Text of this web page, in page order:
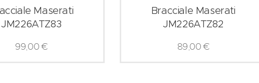
Maserati
JM226ATZ83
99,00€
Bracciale Maserati
JM226ATZ82
89,00€